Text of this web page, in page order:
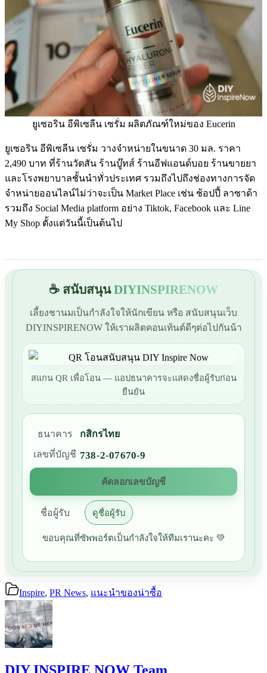
ยูเซอริน อีพิเซลีน เซรั่ม ผลิตภัณฑ์ใหม่ของ Eucerin
ยูเซอริน อีพิเซลีน เซรั่ม วางจำหน่ายในขนาด 30 มล. ราคา
2,490 บาท ที่ร้านวัตสัน ร้านบู๊ทส์ ร้านอีฟแอนด์บอย ร้านขายยา
และโรงพยาบาลชั้นนำทั่วประเทศ รวมถึงไปถึงช่องทางการจัด
จำหน่ายออนไลน์ไม่ว่าจะเป็น Market Place เช่น ช้อปปี้ ลาซาด้า
รวมถึง Social Media platform อย่าง Tiktok, Facebook และ Line
My Shop ตั้งแต่วันนี้เป็นต้นไป
☕ สนับสนุนDIYINSPIRENOW
เลี้ยงชานมเป็นกำลังใจให้นักเขียน หรือ สนับสนุนเว็บ
DIYINSPIRENOW ให้เราผลิตคอนเท้นต์ดีๆต่อไปกันน้า
สแกน QR เพื่อโอน — แอปธนาคารจะแสดงชื่อผู้รับก่อน
ยืนยัน
ธนาคาร
กสิกรไทย
เลขที่บัญชี 738-2-07670-9
คัดลอกเลขบัญชี
ชื่อผู้รับ ดูชื่อผู้รับ
ขอบคุณที่ซัพพอร์ตเป็นกำลังใจให้ทีมเรานะคะ 💚
Inspire, PR News, แนะนำของน่าซื้อ